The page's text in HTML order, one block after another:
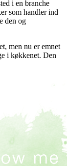
i en branche
som handler ind
den og
men nu er emnet
i køkkenet. Den